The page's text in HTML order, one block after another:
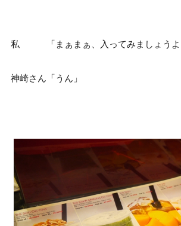
私 「まぁまぁ、入ってみましょうよ
神崎さん「うん」